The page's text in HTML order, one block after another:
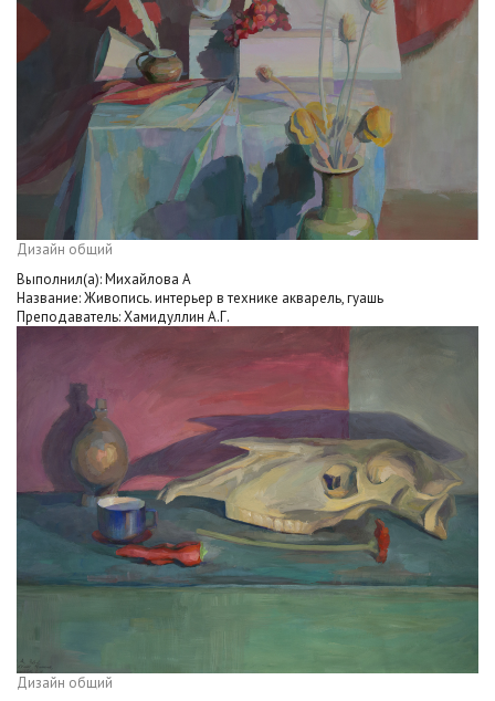
Дизайн общий
Выполнил(а): Михайлова А
Название: Живопись. интерьер в технике акварель, гуашь
Преподаватель: Хамидуллин А.Г.
Дизайн общий